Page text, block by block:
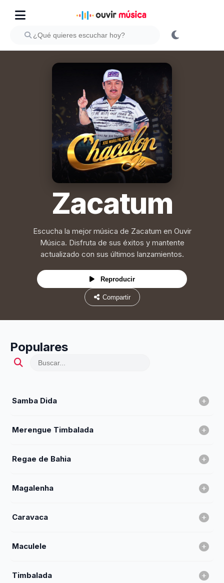
Zacatum
Escucha la mejor música de Zacatum en Ouvir
Música. Disfruta de sus éxitos y mantente
actualizado con sus últimos lanzamientos.
Reproducir
Compartir
Populares
Samba Dida
Merengue Timbalada
Regae de Bahia
Magalenha
Caravaca
Maculele
Timbalada